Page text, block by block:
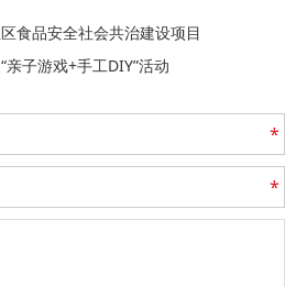
食品安全社会共治建设项目
亲子游戏+手工DIY”活动
*
*